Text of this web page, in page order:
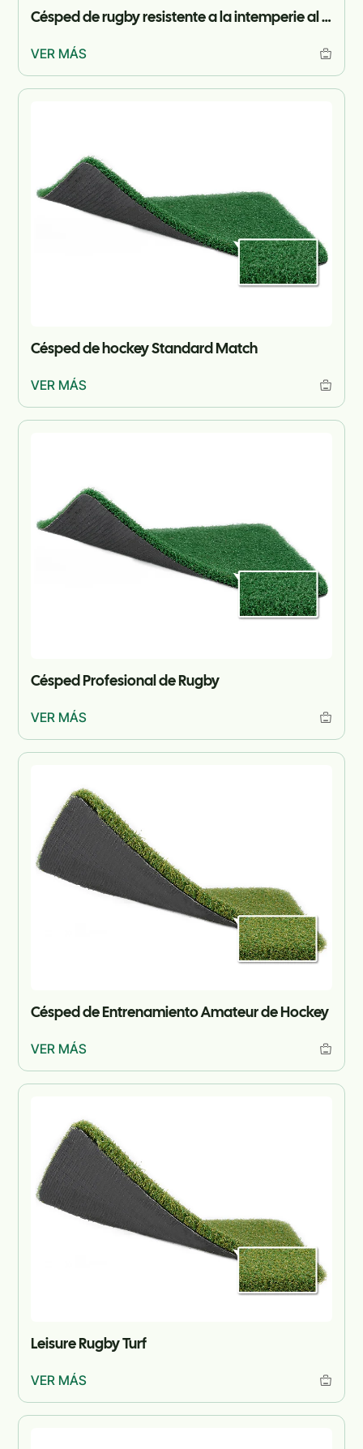
Césped de rugby resistente a la intemperie al aire libre
VER MÁS
Césped de hockey Standard Match
VER MÁS
Césped Profesional de Rugby
VER MÁS
Césped de Entrenamiento Amateur de Hockey
VER MÁS
Leisure Rugby Turf
VER MÁS